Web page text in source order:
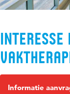
Interesse
Informatie